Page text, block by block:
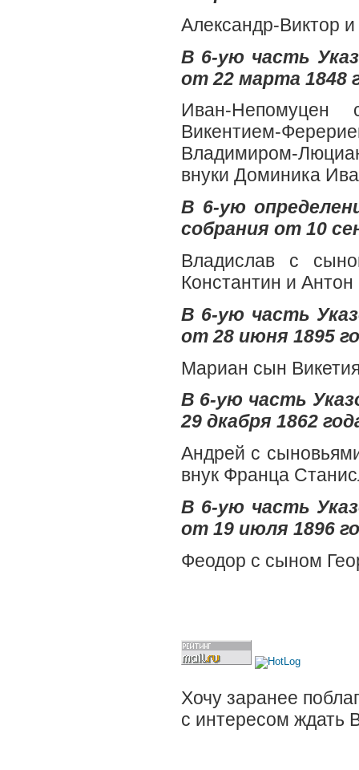
Александр-Виктор
В 6-ую часть
от 22 марта 1848
Иван-Непомуцен
Викентием-
Владимиром-
внуки Доминика
В 6-ую
собрания от 10
Владислав с
Константин и
В 6-ую часть
от 28 июня 1895
Мариан сын
В 6-ую часть
29 дкабря 1862
Андрей с
внук Франца
В 6-ую часть
от 19 июля 1896
Феодор с сыном
Хочу заранее
с интересом ждать